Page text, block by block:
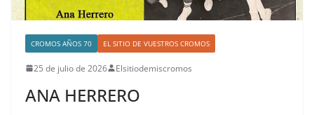
CROMOS AÑOS 70 EL SITIO DE VUESTROS CROMOS
25 de julio de 2026 Elsitiodemiscromos
ANA HERRERO